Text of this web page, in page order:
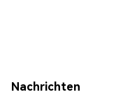
Nachrichten